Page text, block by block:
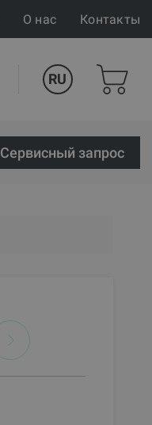
О нас Контакты
RU
Cервисный запрос